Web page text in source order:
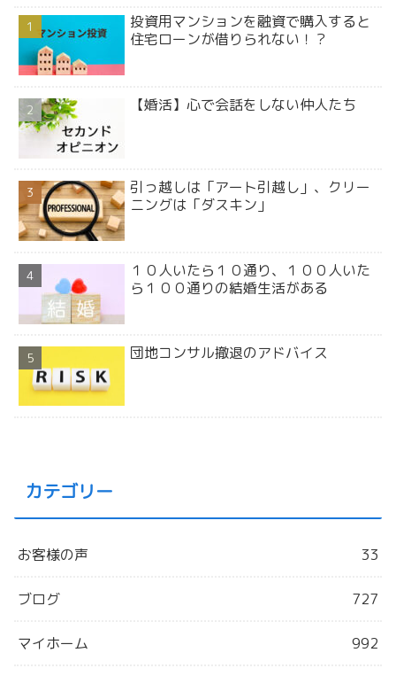
投資用マンションを融資で購入すると
住宅ローンが借りられない！？
【婚活】心で会話をしない仲人たち
引っ越しは「アート引越し」、クリー
ニングは「ダスキン」
１０人いたら１０通り、１００人いた
ら１００通りの結婚生活がある
団地コンサル撤退のアドバイス
カテゴリー
お客様の声 33
ブログ 727
マイホーム 992